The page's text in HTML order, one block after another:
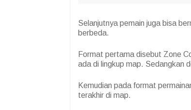
Selanjutnya pemain juga bisa
berbeda.
Format pertama disebut Zone
ada di lingkup map. Sedangkan
Kemudian pada format
terakhir di map.